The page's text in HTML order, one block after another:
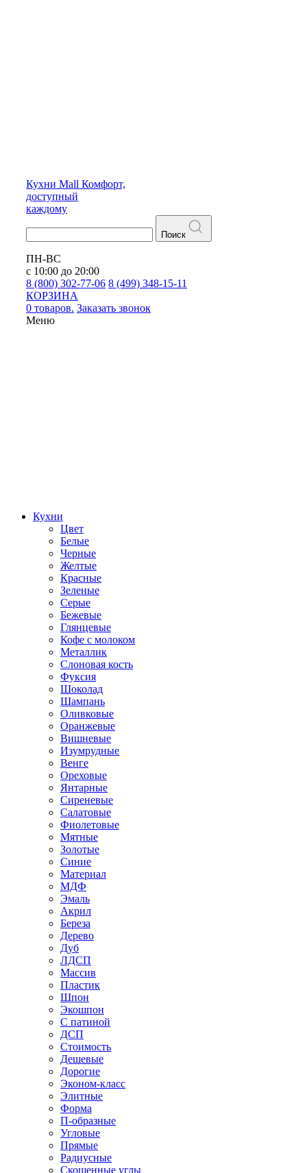
Кухни Mall Комфорт,
доступный
каждому
Поиск
ПН-ВС
с 10:00 до 20:00
8 (800) 302-77-06 8 (499) 348-15-11
КОРЗИНА
0 товаров. Заказать звонок
Меню
Кухни
Цвет
Белые
Черные
Желтые
Красные
Зеленые
Серые
Бежевые
Глянцевые
Кофе с молоком
Металлик
Слоновая кость
Фуксия
Шоколад
Шампань
Оливковые
Оранжевые
Вишневые
Изумрудные
Венге
Ореховые
Янтарные
Сиреневые
Салатовые
Фиолетовые
Мятные
Золотые
Синие
Материал
МДФ
Эмаль
Акрил
Береза
Дерево
Дуб
ЛДСП
Массив
Пластик
Шпон
Экошпон
С патиной
ДСП
Стоимость
Дешевые
Дорогие
Эконом-класс
Элитные
Форма
П-образные
Угловые
Прямые
Радиусные
Скошенные углы